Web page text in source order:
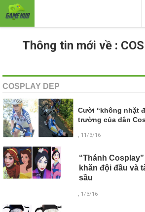
Thông tin mới về :
COSPLAY DEP
Cười “không nhặt
trường của dân
, 11/3/16
“Thánh
khăn đội đầu và
sầu
, 1/3/16